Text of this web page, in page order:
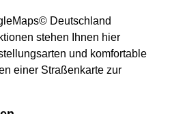
Deutschland
stehen Ihnen hier
und komfortable
einer Straßenkarte zur